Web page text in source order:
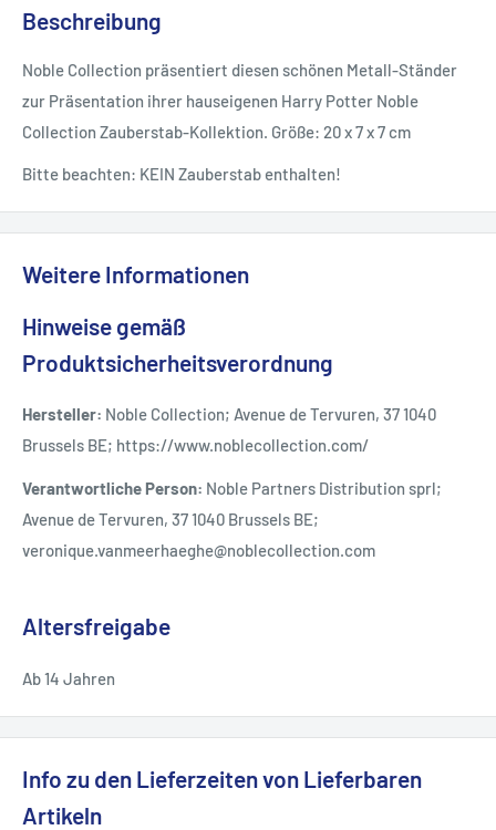
Beschreibung
Noble Collection präsentiert diesen schönen Metall-Ständer
zur Präsentation ihrer hauseigenen Harry Potter Noble
Collection Zauberstab-Kollektion. Größe: 20 x 7 x 7 cm
Bitte beachten: KEIN Zauberstab enthalten!
Weitere Informationen
Hinweise gemäß
Produktsicherheitsverordnung
Hersteller: Noble Collection; Avenue de Tervuren, 37 1040
Brussels BE; https://www.noblecollection.com/
Verantwortliche Person: Noble Partners Distribution sprl;
Avenue de Tervuren, 37 1040 Brussels BE;
veronique.vanmeerhaeghe@noblecollection.com
Altersfreigabe
Ab 14 Jahren
Info zu den Lieferzeiten von Lieferbaren
Artikeln